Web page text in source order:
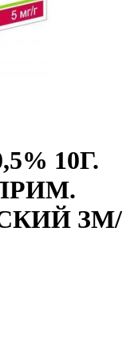
10Г.
ЗМ/